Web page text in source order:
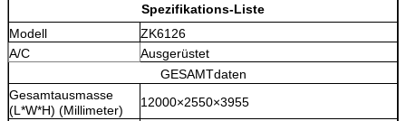
Spezifikations-Liste
Modell
ZK6126
A/C
Ausgerüstet
GESAMTdaten
Gesamtausmasse
(L*W*H) (Millimeter)
12000×2550×3955